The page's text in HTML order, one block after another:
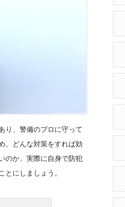
り、警備のプロに守って
、どんな対策をすれば効
のか、実際に自身で防犯
にしましょう。